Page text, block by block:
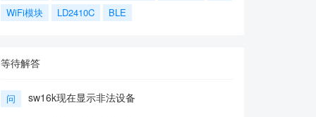
WiFi模块
LD2410C BLE
等待解答
问 sw16k现在显示非法设备